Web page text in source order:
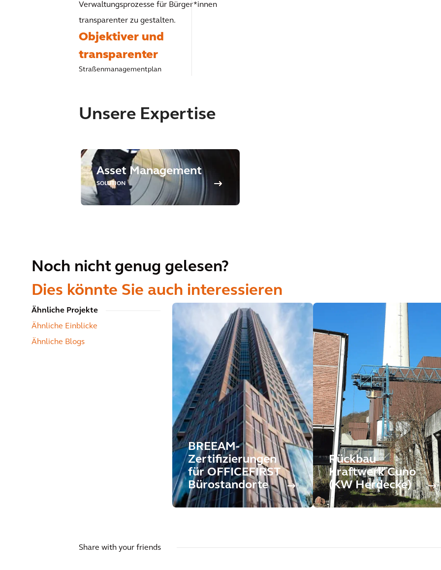
Verwaltungsprozesse für Bürger*innen
transparenter zu gestalten.
Objektiver und
transparenter
Straßenmanagementplan
Unsere Expertise
Asset Management
SOLUTION
Noch nicht genug gelesen?
Dies könnte Sie auch interessieren
Ähnliche Projekte
Ähnliche Einblicke
Ähnliche Blogs
BREEAM-
Zertifizierungen
für OFFICEFIRST
Bürostandorte
Rückbau
Kraftwerk Cuno
(KW Herdecke)
Share with your friends